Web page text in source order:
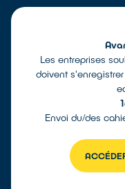
Les entreprises
doivent
Envoi du/des